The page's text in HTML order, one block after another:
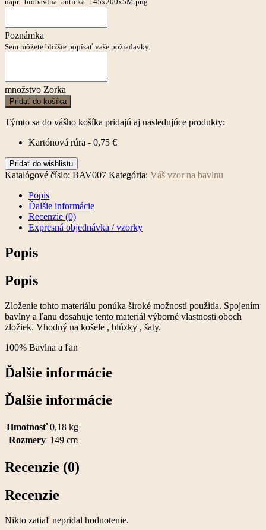
napr.: biobavlna_auticka_145x200x5M.png
Poznámka
Sem môžete bližšie popísať vaše požiadavky.
množstvo Zorka
Pridať do košíka
Týmto sa do vášho košíka pridajú aj nasledujúce produkty:
Kartónová rúra - 0,75 €
Pridať do wishlistu
Katalógové číslo: BAV007 Kategória: Váš vzor na bavlnu
Popis
Ďalšie informácie
Recenzie (0)
Expresná objednávka / vzorky
Popis
Popis
Zloženie tohto materiálu ponúka široké možnosti použitia. Spojením
bavlny a ľanu dosahuje tento materiál výborné vlastnosti oboch
zložiek. Vhodný na košele , blúzky , šaty.
100% Bavlna a ľan
Ďalšie informácie
Ďalšie informácie
Hmotnosť 0,18 kg
Rozmery 149 cm
Recenzie (0)
Recenzie
Nikto zatiaľ nepridal hodnotenie.